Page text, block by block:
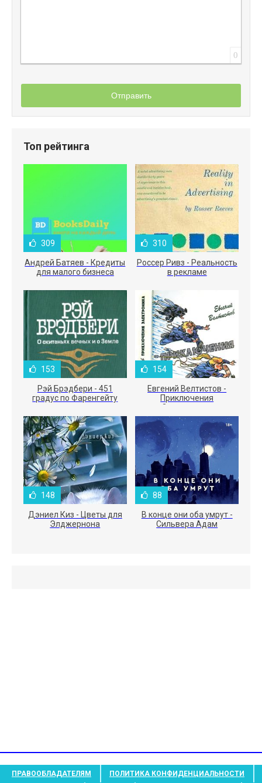
0
Отправить
Топ рейтинга
309
Андрей Батяев - Кредиты
для малого бизнеса
310
Россер Ривз - Реальность
в рекламе
153
Рэй Брэдбери - 451
градус по Фаренгейту
154
Евгений Велтистов -
Приключения
Электроника
148
Дэниел Киз - Цветы для
Элджернона
88
В конце они оба умрут -
Сильвера Адам
ПРАВООБЛАДАТЕЛЯМ ПОЛИТИКА КОНФИДЕНЦИАЛЬНОСТИ